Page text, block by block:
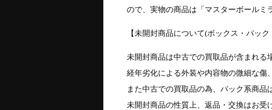
ので、実物の商品は「マスターボールミ
【未開封商品について(ボックス・パッ
未開封商品は中古での買取品が含まれる
経年劣化による外装や内容物の微細な傷
また中古での買取品の為、パック系商品
未開封商品の性質上、返品・交換はお受